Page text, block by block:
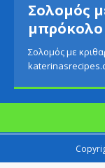
Σολομός
μπρόκολο
Σολομός με